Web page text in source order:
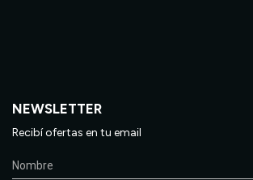
NEWSLETTER
Recibí ofertas en tu email